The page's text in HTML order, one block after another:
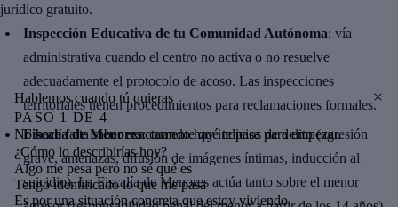
jurídico gratuito.
Inspección Educativa de tu Comunidad Autónoma: vía
administrativa cuando el centro no activa o no resuelve
adecuadamente el protocolo de acoso. Las inspecciones
territoriales tienen procedimientos para reclamaciones formales.
Fiscalía de Menores: cuando hay indicios de delito (agresión
grave, amenazas, difusión de imágenes íntimas, inducción al
suicidio). La Fiscalía de Menores actúa tanto sobre el menor
Hablemos cuando tú quieras
PASO 1 DE 4
No hace falta saber exactamente qué te pasa para empezar.
¿Cómo lo describirías hoy?
Algo me pesa pero no sé qué es
Tengo identificado lo que me pasa
Es por una situación concreta que estoy viviendo